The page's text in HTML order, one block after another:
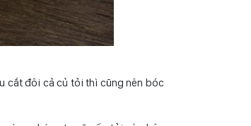
cắt đôi cả củ tỏi thì cũng nên bóc